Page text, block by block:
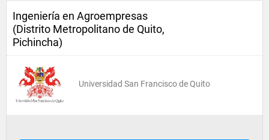
Ingeniería en Agroempresas
(Distrito Metropolitano de Quito,
Pichincha)
Universidad San Francisco de Quito